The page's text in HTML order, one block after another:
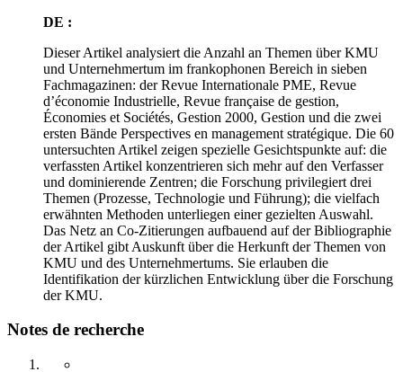
DE :
Dieser Artikel analysiert die Anzahl an Themen über KMU
und Unternehmertum im frankophonen Bereich in sieben
Fachmagazinen: der Revue Internationale PME, Revue
d’économie Industrielle, Revue française de gestion,
Économies et Sociétés, Gestion 2000, Gestion und die zwei
ersten Bände Perspectives en management stratégique. Die 60
untersuchten Artikel zeigen spezielle Gesichtspunkte auf: die
verfassten Artikel konzentrieren sich mehr auf den Verfasser
und dominierende Zentren; die Forschung privilegiert drei
Themen (Prozesse, Technologie und Führung); die vielfach
erwähnten Methoden unterliegen einer gezielten Auswahl.
Das Netz an Co-Zitierungen aufbauend auf der Bibliographie
der Artikel gibt Auskunft über die Herkunft der Themen von
KMU und des Unternehmertums. Sie erlauben die
Identifikation der kürzlichen Entwicklung über die Forschung
der KMU.
Notes de recherche